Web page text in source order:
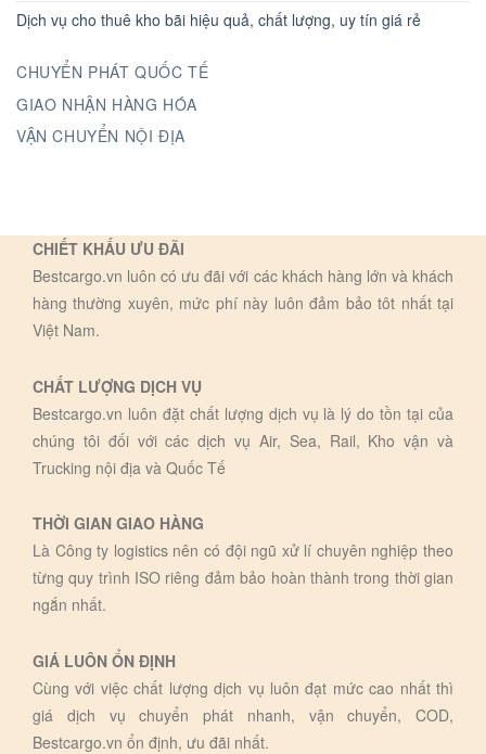
Dịch vụ cho thuê kho bãi hiệu quả, chất lượng, uy tín giá rẻ
CHUYỂN PHÁT QUỐC TẾ
GIAO NHẬN HÀNG HÓA
VẬN CHUYỂN NỘI ĐỊA
CHIẾT KHẤU ƯU ĐÃI
Bestcargo.vn luôn có ưu đãi với các khách hàng lớn và khách
hàng thường xuyên, mức phí này luôn đảm bảo tôt nhất tại
Việt Nam.
CHẤT LƯỢNG DỊCH VỤ
Bestcargo.vn luôn đặt chất lượng dịch vụ là lý do tồn tại của
chúng tôi đối với các dịch vụ Air, Sea, Rail, Kho vận và
Trucking nội địa và Quốc Tế
THỜI GIAN GIAO HÀNG
Là Công ty logistics nên có đội ngũ xử lí chuyên nghiệp theo
từng quy trình ISO riêng đảm bảo hoàn thành trong thời gian
ngắn nhất.
GIÁ LUÔN ỔN ĐỊNH
Cùng với việc chất lượng dịch vụ luôn đạt mức cao nhất thì
giá dịch vụ chuyển phát nhanh, vận chuyển, COD,
Bestcargo.vn ổn định, ưu đãi nhất.